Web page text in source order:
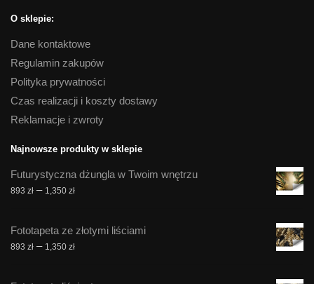
O sklepie:
Dane kontaktowe
Regulamin zakupów
Polityka prywatności
Czas realizacji i koszty dostawy
Reklamacje i zwroty
Najnowsze produkty w sklepie
Futurystyczna dżungla w Twoim wnętrzu
893 zł – 1,350 złZakres
893 zł
do
Fototapeta ze złotymi liściami
893 zł – 1,350 złZakres